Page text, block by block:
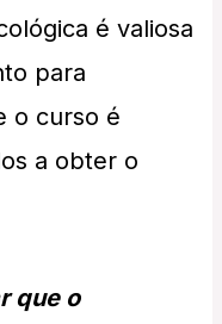
é valiosa
para
o curso é
a obter o
que o